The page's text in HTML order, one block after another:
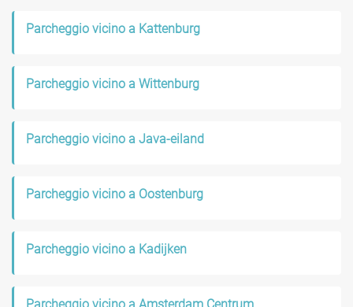
Parcheggio vicino a Kattenburg
Parcheggio vicino a Wittenburg
Parcheggio vicino a Java-eiland
Parcheggio vicino a Oostenburg
Parcheggio vicino a Kadijken